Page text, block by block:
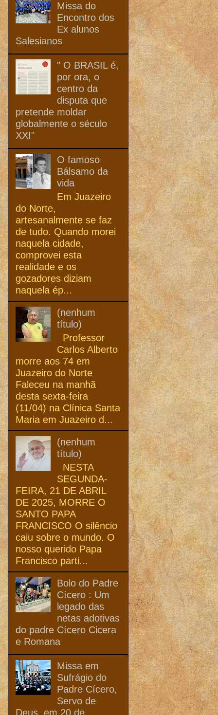
Missa do
Encontro dos
Ex alunos
Salesianos
" O BRASIL é,
por ora, o
centro da
disputa que
pretende moldar
globalmente o século
XXI"
O famoso
Bálsamo da
vida
Em Juazeiro
do Norte,
artesanalmente se faz
de tudo. Quando morei
naquela cidade,
comprovei esta
realidade e os
gozadores diziam
naquela ép...
(nenhum
título)
Professor
Carlos Alberto
morre aos 74 em
Juazeiro do Norte
Faleceu na manhã
desta sexta-feira
(11/04) na Clínica Santa
Maria em Juazeiro d...
(nenhum
título)
NESTA
SEGUNDA-
FEIRA, 21 DE ABRIL
DE 2025, MORRE O
SANTO PAPA
FRANCISCO O silêncio
caiu sobre o mundo. O
nosso querido Papa
Francisco parti...
Bolo do Padre
Cícero : Um
legado das
netas adotivas
do padre Cícero Cicera
e Romana
Missa em
Sufrágio do
Padre Cícero,
Servo de
Deus, em 20 de